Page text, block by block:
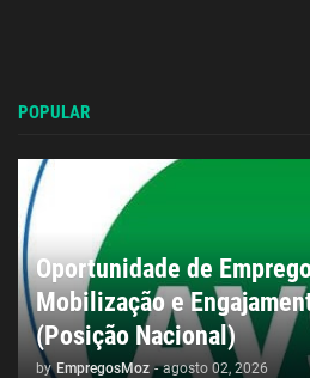
POPULAR
Oportunidade de
Mobilização e
(Posição Nacional)
by EmpregosMoz - agosto 02, 2026